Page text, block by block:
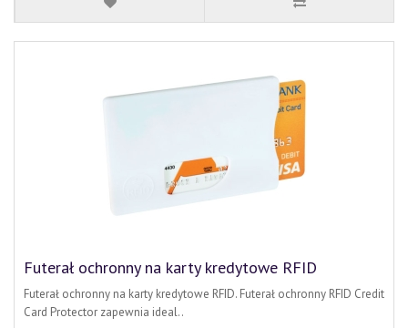
Futerał ochronny na karty kredytowe RFID
Futerał ochronny na karty kredytowe RFID. Futerał ochronny RFID Credit
Card Protector zapewnia ideal..